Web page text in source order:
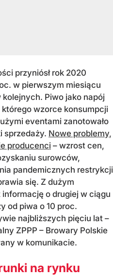
przyniósł rok 2020
w pierwszym miesiącu
Piwo jako napój
wzorce konsumpcji
eventami zanotowało
sprzedaży. Nowe problemy,
producenci – wzrost cen,
surowców,
pandemicznych restrykcji
się. Z dużym
o drugiej w ciągu
od piwa o 10 proc.
najbliższych pięciu lat –
ZPPP – Browary Polskie
w komunikacie.
na rynku